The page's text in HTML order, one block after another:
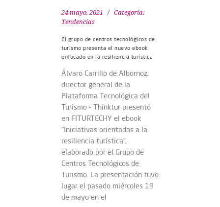
24 mayo, 2021
Categoría:
Tendencias
El grupo de centros tecnológicos de
turismo presenta el nuevo ebook
enfocado en la resiliencia turística
Álvaro Carrillo de Albornoz,
director general de la
Plataforma Tecnológica del
Turismo - Thinktur presentó
en FITURTECHY el ebook
“Iniciativas orientadas a la
resiliencia turística”,
elaborado por el Grupo de
Centros Tecnológicos de
Turismo. La presentación tuvo
lugar el pasado miércoles 19
de mayo en el